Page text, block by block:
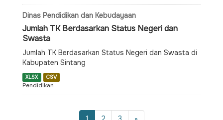
Dinas Pendidikan dan Kebudayaan
Jumlah TK Berdasarkan Status Negeri dan
Swasta
Jumlah TK Berdasarkan Status Negeri dan Swasta di
Kabupaten Sintang
XLSX CSV
Pendidikan